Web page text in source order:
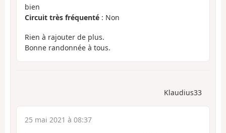
bien
Circuit très fréquenté : Non
Rien à rajouter de plus.
Bonne randonnée à tous.
Klaudius33
25 mai 2021 à 08:37